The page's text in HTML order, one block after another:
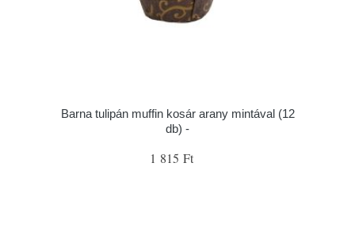
Barna tulipán muffin kosár arany mintával (12
db) -
1 815 Ft